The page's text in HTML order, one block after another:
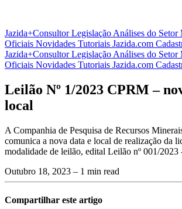
Jazida+ConsultorLegislação Análises do Setor
Oficiais Novidades Tutoriais Jazida.com
Jazida+ConsultorLegislação Análises do Setor
Oficiais Novidades Tutoriais Jazida.com
Leilão Nº 1/2023 CPRM –
local
A Companhia de Pesquisa de Recursos
comunica a nova data e local de realização da
modalidade de leilão, edital Leilão nº 001/
Outubro 18, 2023 – 1 min read
Compartilhar este artigo